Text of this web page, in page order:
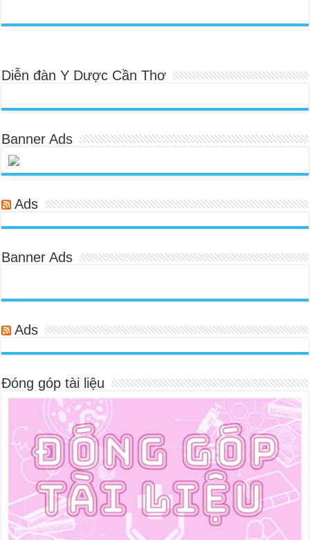
Diễn đàn Y Dược Cần Thơ
Banner Ads
Ads
Banner Ads
Ads
Đóng góp tài liệu